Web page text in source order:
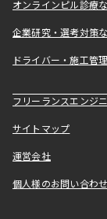
オンラインピル診療
企業研究・選考対策
ドライバー・施工管
フリーランスエンジ
サイトマップ
運営会社
個人様のお問い合わせ